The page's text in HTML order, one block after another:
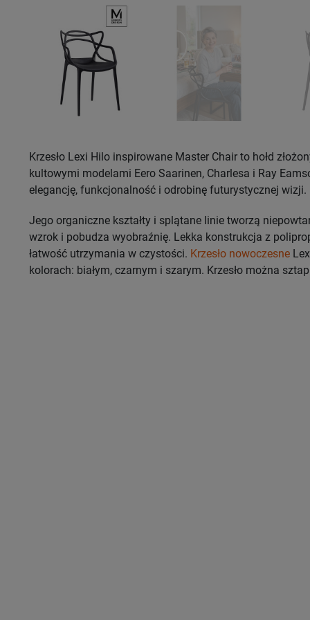
Krzesło Lexi Hilo inspirowane Master Chair to hołd
kultowymi modelami Eero Saarinen, Charlesa i Ray
elegancję, funkcjonalność i odrobinę futurystycznej wizji.
Jego organiczne kształty i splątane linie tworzą
wzrok i pobudza wyobraźnię. Lekka konstrukcja z
łatwość utrzymania w czystości. Krzesło nowoczesne
kolorach: białym, czarnym i szarym. Krzesło można